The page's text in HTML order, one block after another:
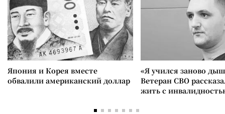
Япония и Корея вместе
обвалили американский доллар
«Я учился заново
Ветеран СВО
жить с